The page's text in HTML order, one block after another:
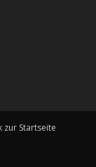
zur Startseite